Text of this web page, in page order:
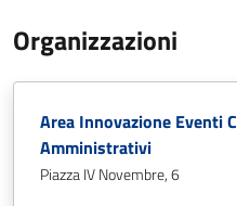
Organizzazioni
Area Innovazione Eventi
Amministrativi
Piazza IV Novembre, 6